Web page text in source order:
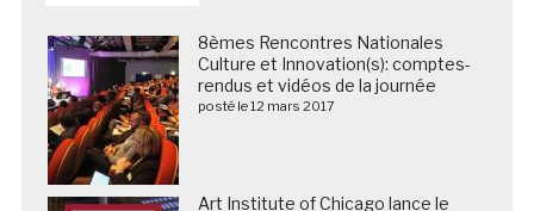
8èmes Rencontres Nationales
Culture et Innovation(s): comptes-
rendus et vidéos de la journée
posté le 12 mars 2017
Art Institute of Chicago lance le